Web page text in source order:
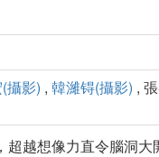
攝影) , 韓濰锝(攝影) ,
越想像力直令腦洞大